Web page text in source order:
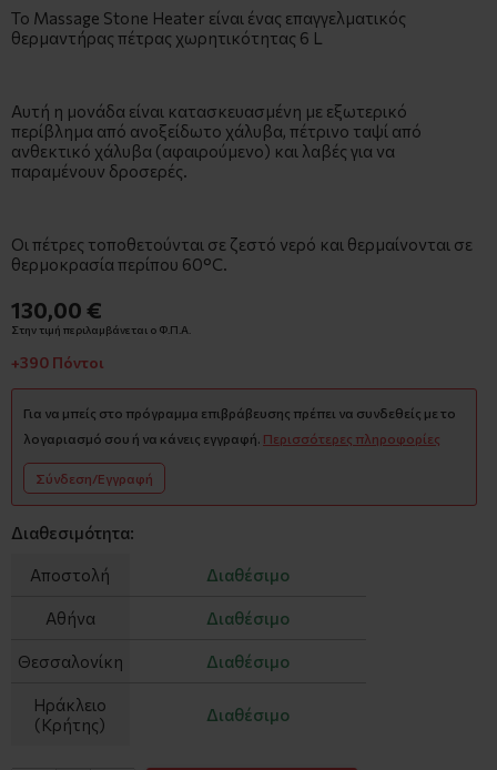
Το Massage Stone Heater είναι ένας επαγγελματικός
θερμαντήρας πέτρας χωρητικότητας 6 L
Αυτή η μονάδα είναι κατασκευασμένη με εξωτερικό
περίβλημα από ανοξείδωτο χάλυβα, πέτρινο ταψί από
ανθεκτικό χάλυβα (αφαιρούμενο) και λαβές για να
παραμένουν δροσερές.
Οι πέτρες τοποθετούνται σε ζεστό νερό και θερμαίνονται σε
θερμοκρασία περίπου 60°C.
130,00 €
Στην τιμή περιλαμβάνεται ο Φ.Π.Α.
+390 Πόντοι
Για να μπείς στο πρόγραμμα επιβράβευσης πρέπει να συνδεθείς με το
λογαριασμό σου ή να κάνεις εγγραφή. Περισσότερες πληροφορίες
Σύνδεση/Εγγραφή
Διαθεσιμότητα:
Αποστολή Διαθέσιμο
Αθήνα Διαθέσιμο
Θεσσαλονίκη Διαθέσιμο
Ηράκλειο
(Κρήτης)
Διαθέσιμο